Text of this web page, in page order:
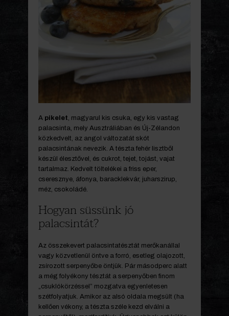
A pikelet , magyarul kis csuka, egy kis vastag
palacsinta, mely Ausztráliában és Új-Zélandon
közkedvelt, az angol változatát skót
palacsintának nevezik. A tészta fehér lisztből
készül élesztővel, és cukrot, tejet, tojást, vajat
tartalmaz. Kedvelt töltelékei a friss eper,
cseresznye, áfonya, baracklekvár, juharszirup,
méz, csokoládé.
Hogyan süssünk jó
palacsintát?
Az összekevert palacsintatésztát merőkanállal
vagy közvetlenül öntve a forró, esetleg olajozott,
zsírozott serpenyőbe öntjük. Pár másodperc alatt
a még folyékony tésztát a serpenyőben finom
„csuklókörzéssel” mozgatva egyenletesen
szétfolyatjuk. Amikor az alsó oldala megsült (ha
kellően vékony, a tészta széle kezd elválni a